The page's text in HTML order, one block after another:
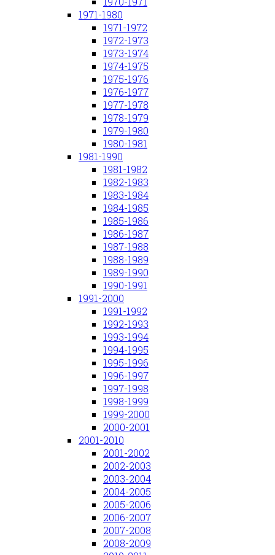
1971-1980
1971-1972
1972-1973
1973-1974
1974-1975
1975-1976
1976-1977
1977-1978
1978-1979
1979-1980
1980-1981
1981-1990
1981-1982
1982-1983
1983-1984
1984-1985
1985-1986
1986-1987
1987-1988
1988-1989
1989-1990
1990-1991
1991-2000
1991-1992
1992-1993
1993-1994
1994-1995
1995-1996
1996-1997
1997-1998
1998-1999
1999-2000
2000-2001
2001-2010
2001-2002
2002-2003
2003-2004
2004-2005
2005-2006
2006-2007
2007-2008
2008-2009